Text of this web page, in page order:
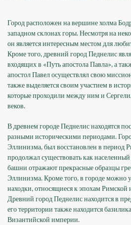
Город расположен на вершине холма
западном склонах горы. Несмотря на
он является интересным местом для
Кроме того, древний город Педнелис
входящих в «Путь апостола Павла», а
апостол Павел осуществлял свою
также выделяется своим участием в
которые проходили между ним и
веков.
В древнем городе Педнелис находятся
разными историческими периодами.
Эллинизма, был восстановлен в период
продолжал существовать как
башни отражают прекрасные образцы
Эллинизма. Кроме того, в городе можно
находки, относящиеся к эпохам
Древний город Педнелис находится в
его территории также находится
Византийской империи.